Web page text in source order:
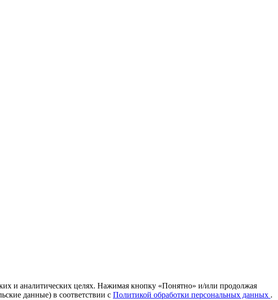
и аналитических целях. Нажимая кнопку «Понятно» и/или продолжая
данные) в соответствии с Политикой обработки персональных данных .